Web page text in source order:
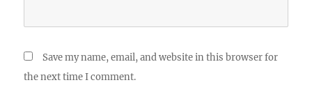
Save my name, email, and website in this browser for
the next time I comment.